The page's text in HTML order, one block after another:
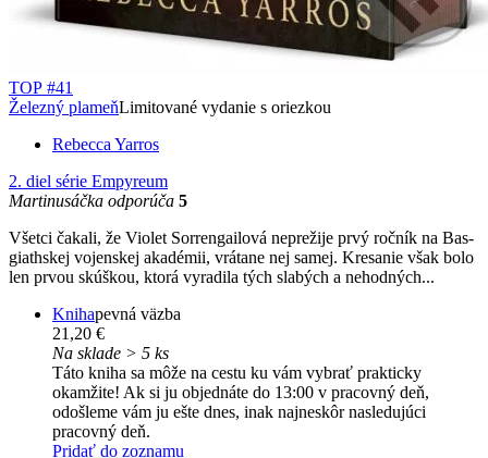
TOP #41
Železný plameňLimitované vydanie s oriezkou
Rebecca Yarros
2. diel série Empyreum
Martinusáčka odporúča 5
Všetci čakali, že Violet Sorrengailová neprežije prvý ročník na Bas­
giathskej vojenskej akadémii, vrátane nej samej. Kresanie však bolo
len prvou skúškou, ktorá vyradila tých slabých a nehodných...
Knihapevná väzba
21,20 €
Na sklade > 5 ks
Táto kniha sa môže na cestu ku vám vybrať prakticky
okamžite! Ak si ju objednáte do 13:00 v pracovný deň,
odošleme vám ju ešte dnes, inak najneskôr nasledujúci
pracovný deň.
Pridať do zoznamu